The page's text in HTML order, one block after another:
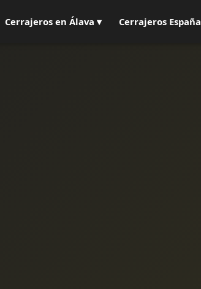
Cerrajeros en Álava ▾ Cerrajeros España